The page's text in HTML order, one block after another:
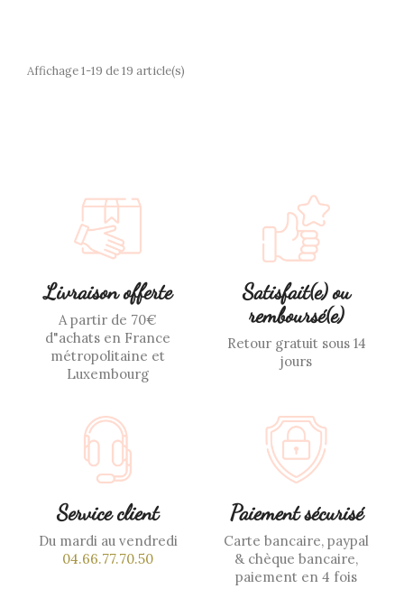
Affichage 1-19 de 19 article(s)
Livraison offerte
A partir de 70€
d"achats en France
métropolitaine et
Luxembourg
Satisfait(e) ou
remboursé(e)
Retour gratuit sous 14
jours
Service client
Du mardi au vendredi
04.66.77.70.50
Paiement sécurisé
Carte bancaire, paypal
& chèque bancaire,
paiement en 4 fois